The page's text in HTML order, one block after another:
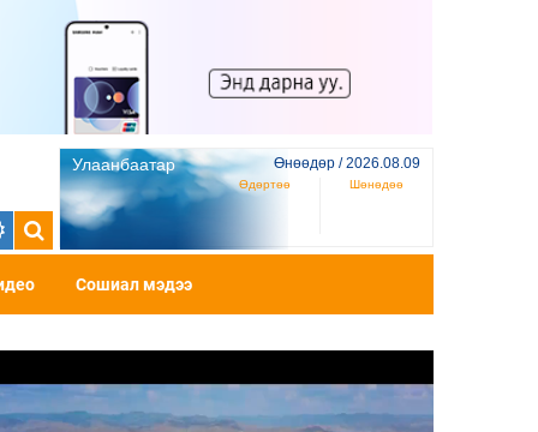
Улаанбаатар Өнөөдөр / 2026.08.09
Өдөртөө Шөнөдөө
Сошиал мэдээ